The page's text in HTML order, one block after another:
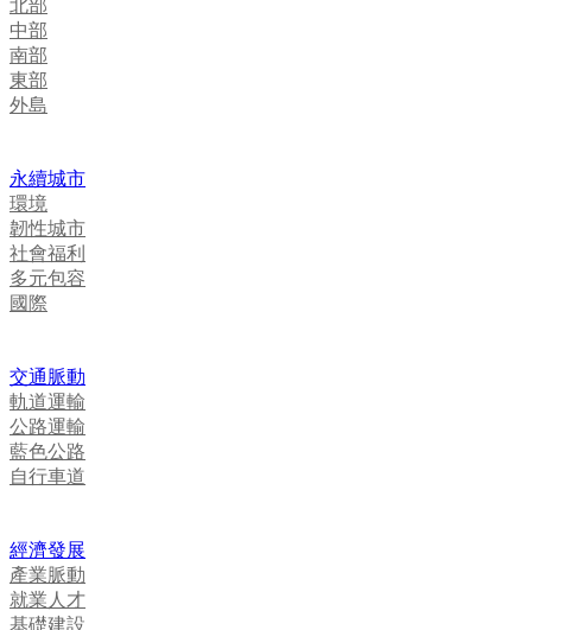
北部
中部
南部
東部
外島
永續城市
環境
韌性城市
社會福利
多元包容
國際
交通脈動
軌道運輸
公路運輸
藍色公路
自行車道
經濟發展
產業脈動
就業人才
基礎建設